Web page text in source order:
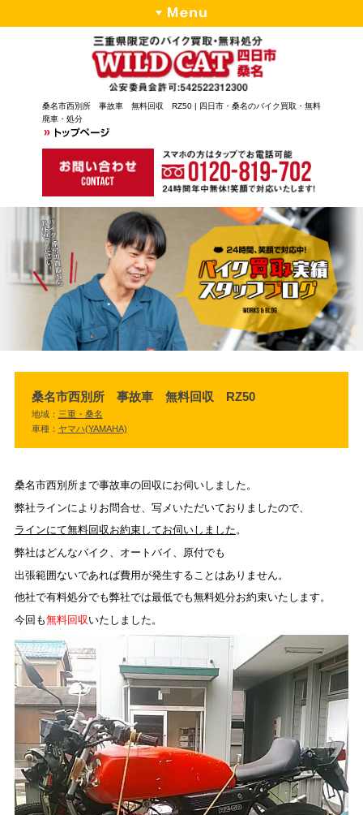
桑名市西別所 事故車 無料回収 RZ50 | 四日市・桑名のバイク買取・無料
廃車・処分
桑名市西別所 事故車 無料回収 RZ50
地域： 三重・桑名
車種： ヤマハ(YAMAHA)
桑名市西別所まで事故車の回収にお伺いしました。
弊社ラインによりお問合せ、写メいただいておりましたので、
ラインにて無料回収お約束してお伺いしました。
弊社はどんなバイク、オートバイ、原付でも
出張範囲ないであれば費用が発生することはありません。
他社で有料処分でも弊社では最低でも無料処分お約束いたします。
今回も無料回収 いたしました。